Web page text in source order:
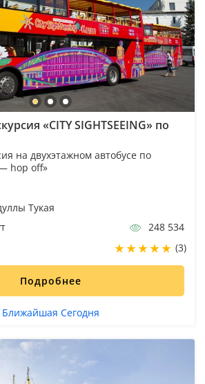
«CITY SIGHTSEEING» по
на двухэтажном автобусе по
hop off»
Тукая
248 534
(3)
Подробнее
Ближайшая Сегодня